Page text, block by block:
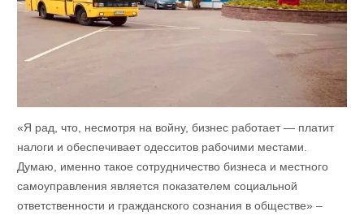
«Я рад, что, несмотря на войну, бизнес работает — платит
налоги и обеспечивает одесситов рабочими местами.
Думаю, именно такое сотрудничество бизнеса и местного
самоуправления является показателем социальной
ответственности и гражданского сознания в обществе» –